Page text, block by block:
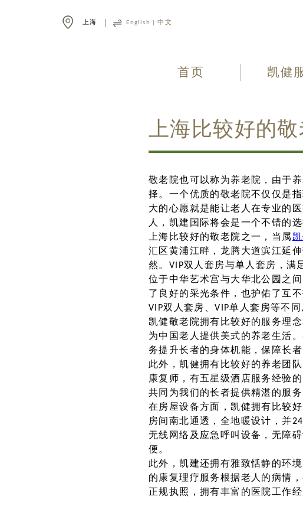
上海 English |中文
首页 凯健
上海比较好的敬
敬老院也可以称为养老院，由于
择。一个优质的敬老院不仅仅是
大的心愿就是能让老人在专业的
人，凯建国际将会是一个不错的选
上海比较好的敬老院之一，当属
汇区黄浦江畔，龙腾大道滨江延
然。VIP双人套房与单人套房，满
位于中华艺术宫与大华北公园之
了良好的采光条件，也护佑了互
VIP双人套房、VIP单人套房等不
凯健敬老院拥有比较好的服务理
为中国老人提供美式的养老生活
务提升长者的身体机能，保障长
此外，凯健拥有比较好的养老团
康复师，有五星级酒店服务经验
共同为我们的长者提供精湛的服
在房屋设备方面，凯健拥有比较
房间南北通透，全地暖设计，并
无线网络及应急呼叫设备，无障
便。
此外，凯建还拥有雅致恬静的环
的康复理疗服务根据老人的病情
正规执照，拥有丰富的医院工作经